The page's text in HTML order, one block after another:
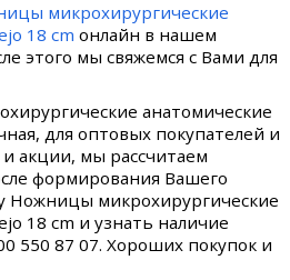
микрохирургические
18 cm онлайн в нашем
этого мы свяжемся с Вами для
анатомические
для оптовых покупателей и
акции, мы рассчитаем
формирования Вашего
Ножницы микрохирургические
18 cm и узнать наличие
550 87 07. Хороших покупок и